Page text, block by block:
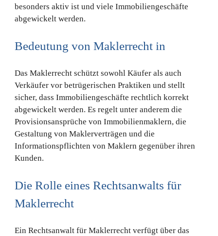
besonders aktiv ist und viele Immobiliengeschäfte
abgewickelt werden.
Bedeutung von Maklerrecht in
Das Maklerrecht schützt sowohl Käufer als auch
Verkäufer vor betrügerischen Praktiken und stellt
sicher, dass Immobiliengeschäfte rechtlich korrekt
abgewickelt werden. Es regelt unter anderem die
Provisionsansprüche von Immobilienmaklern, die
Gestaltung von Maklerverträgen und die
Informationspflichten von Maklern gegenüber ihren
Kunden.
Die Rolle eines Rechtsanwalts für
Maklerrecht
Ein Rechtsanwalt für Maklerrecht verfügt über das